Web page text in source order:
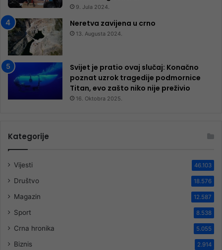
9. Jula 2024.
Neretva zavijena u crno
13. Augusta 2024.
Svijet je pratio ovaj slučaj: Konačno
poznat uzrok tragedije podmornice
Titan, evo zašto niko nije preživio
16. Oktobra 2025.
Kategorije
Vijesti 46.103
Društvo 18.576
Magazin 12.587
Sport 8.538
Crna hronika 5.055
Biznis 2.914